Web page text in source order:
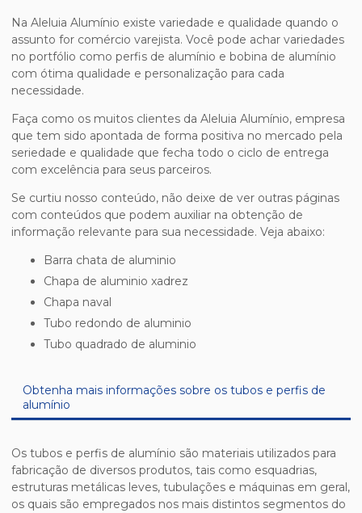
Na Aleluia Alumínio existe variedade e qualidade quando o
assunto for comércio varejista. Você pode achar variedades
no portfólio como perfis de alumínio e bobina de alumínio
com ótima qualidade e personalização para cada
necessidade.
Faça como os muitos clientes da Aleluia Alumínio, empresa
que tem sido apontada de forma positiva no mercado pela
seriedade e qualidade que fecha todo o ciclo de entrega
com excelência para seus parceiros.
Se curtiu nosso conteúdo, não deixe de ver outras páginas
com conteúdos que podem auxiliar na obtenção de
informação relevante para sua necessidade. Veja abaixo:
barra chata de aluminio
chapa de aluminio xadrez
chapa naval
tubo redondo de aluminio
tubo quadrado de aluminio
Obtenha mais informações sobre os tubos e perfis de
alumínio
Os tubos e perfis de alumínio são materiais utilizados para
fabricação de diversos produtos, tais como esquadrias,
estruturas metálicas leves, tubulações e máquinas em geral,
os quais são empregados nos mais distintos segmentos do